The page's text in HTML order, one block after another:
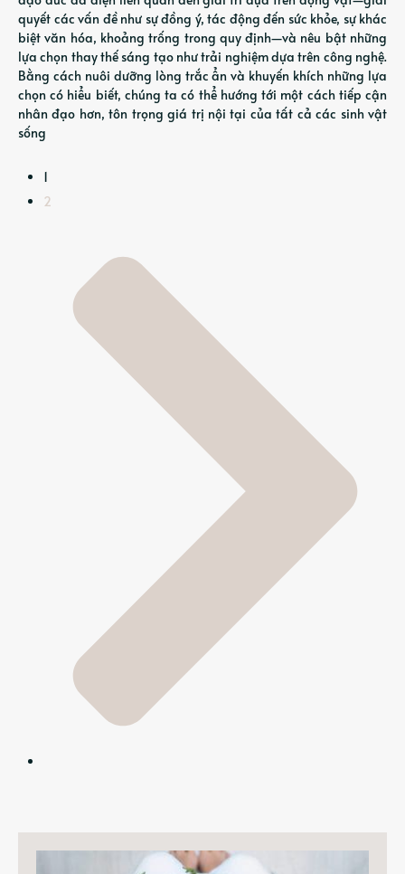
quyết các vấn đề như sự đồng ý, tác động đến sức khỏe, sự khác
biệt văn hóa, khoảng trống trong quy định—và nêu bật những
lựa chọn thay thế sáng tạo như trải nghiệm dựa trên công nghệ.
Bằng cách nuôi dưỡng lòng trắc ẩn và khuyến khích những lựa
chọn có hiểu biết, chúng ta có thể hướng tới một cách tiếp cận
nhân đạo hơn, tôn trọng giá trị nội tại của tất cả các sinh vật
sống
1
2